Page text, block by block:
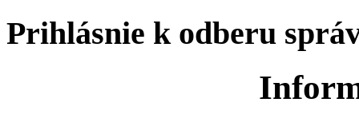
Prihlásnie k odberu